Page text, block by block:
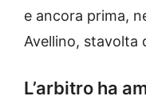
e ancora prima,
Avellino, stavolta
L’arbitro ha